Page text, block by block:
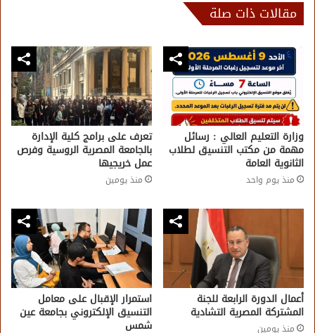
مقالات ذات صلة
وزارة التعليم العالي : رسائل
مهمة من مكتب التنسيق لطلاب
الثانوية العامة
منذ يوم واحد
تعرف على برامج كلية الإدارة
بالجامعة المصرية الروسية وفرص
عمل خريجيها
منذ يومين
أعمال الدورة الرابعة للجنة
المشتركة المصرية التشادية
منذ يومين
استمرار الإقبال على معامل
التنسيق الإلكتروني بجامعة عين
شمس